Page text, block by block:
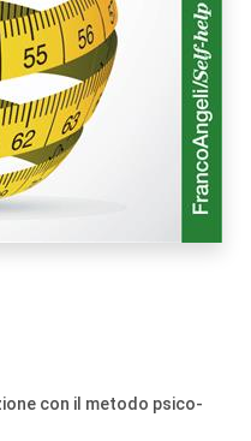
con il metodo psico-